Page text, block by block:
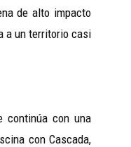
de alto impacto
a un territorio casi
con una
con Cascada,